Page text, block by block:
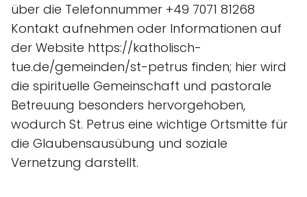
über die Telefonnummer +49 7071 81268
Kontakt aufnehmen oder Informationen auf
der Website https://katholisch-
tue.de/gemeinden/st-petrus finden; hier wird
die spirituelle Gemeinschaft und pastorale
Betreuung besonders hervorgehoben,
wodurch St. Petrus eine wichtige Ortsmitte für
die Glaubensausübung und soziale
Vernetzung darstellt.